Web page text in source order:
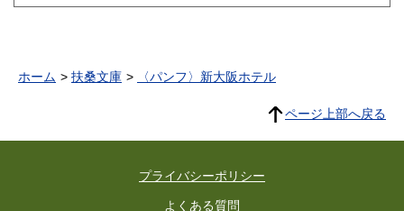
ホーム 扶桑文庫 〈パンフ〉新大阪ホテル
ページ上部へ戻る
プライバシーポリシー
よくある質問